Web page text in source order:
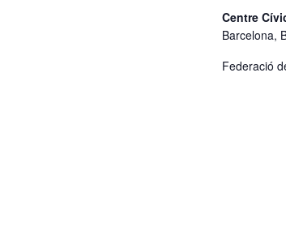
Centre
Barcelona,
Federació